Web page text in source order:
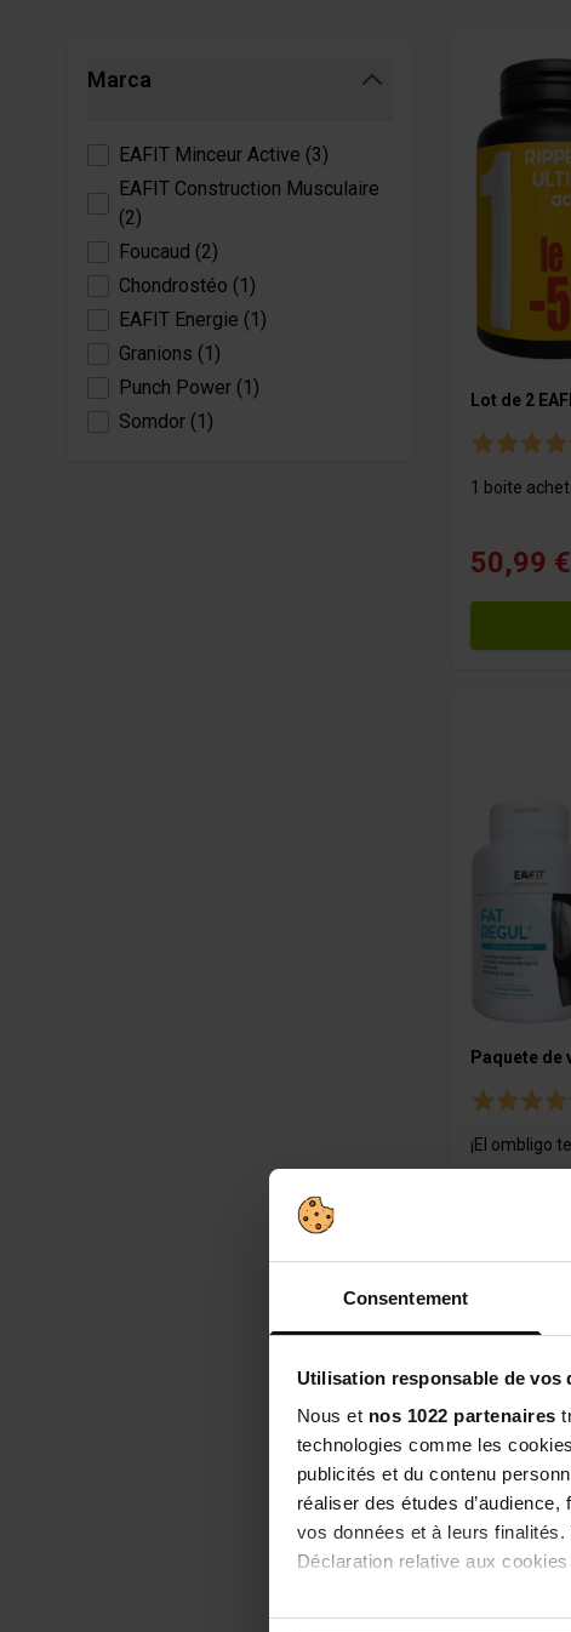
Consentement
Utilisation responsable de vos
Nous et nos 1022 partenaires
technologies comme les
publicités et du contenu
réaliser des études
vos données et à leurs
Déclaration relative aux
Si vous le permettez, nous
Coupe faim
PAQUETES
Paquetes de construcción muscular
Packs para ganar masa
Paquetes adelgazantes y secos
Packs adelgazantes
Packs para adelgazar
Paquetes de resistencia y energía
DESCANSO
Panqueques
Sueño
Marca
EAFIT Minceur Active (3)
EAFIT Construction Musculaire
(2)
Foucaud (2)
Chondrostéo (1)
EAFIT Energie (1)
Granions (1)
Punch Power (1)
Somdor (1)
Lot de 2
1 boite
50,99 €
Paquete de
¡El ombligo